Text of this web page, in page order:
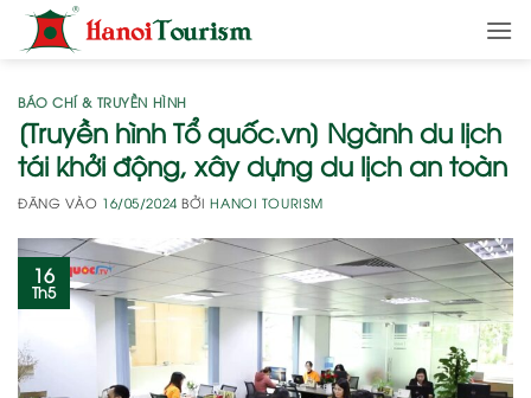
qua
dungBÁO CHÍ & TRUYỀN HÌNH
[Truyền hình Tổ quốc.vn] Ngành du lịch
tái khởi động, xây dựng du lịch an toàn
ĐĂNG VÀO 16/05/2024 BỞIHANOI TOURISM
16
Th5